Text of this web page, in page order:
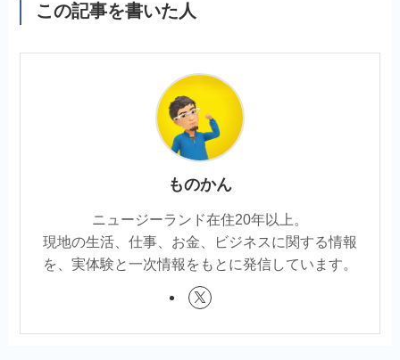
この記事を書いた人
ものかん
ニュージーランド在住20年以上。
現地の生活、仕事、お金、ビジネスに関する情報
を、実体験と一次情報をもとに発信しています。